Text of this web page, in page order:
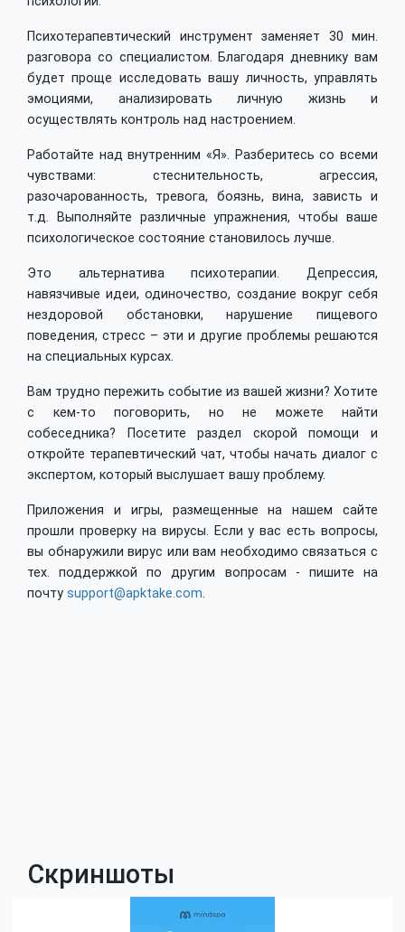
Психотерапевтический инструмент заменяет 30 мин.
разговора со специалистом. Благодаря дневнику вам
будет проще исследовать вашу личность, управлять
эмоциями, анализировать личную жизнь и
осуществлять контроль над настроением.
Работайте над внутренним «Я». Разберитесь со всеми
чувствами: стеснительность, агрессия,
разочарованность, тревога, боязнь, вина, зависть и
т.д. Выполняйте различные упражнения, чтобы ваше
психологическое состояние становилось лучше.
Это альтернатива психотерапии. Депрессия,
навязчивые идеи, одиночество, создание вокруг себя
нездоровой обстановки, нарушение пищевого
поведения, стресс – эти и другие проблемы решаются
на специальных курсах.
Вам трудно пережить событие из вашей жизни? Хотите
с кем-то поговорить, но не можете найти
собеседника? Посетите раздел скорой помощи и
откройте терапевтический чат, чтобы начать диалог с
экспертом, который выслушает вашу проблему.
Приложения и игры, размещенные на нашем сайте
прошли проверку на вирусы. Если у вас есть вопросы,
вы обнаружили вирус или вам необходимо связаться с
тех. поддержкой по другим вопросам - пишите на
почту support@apktake.com.
Скриншоты